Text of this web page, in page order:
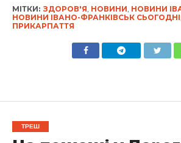
МІТКИ: ЗДОРОВ'Я НОВИНИ НОВИНИ
НОВИНИ ІВАНО-ФРАНКІВСЬК СЬОГОДНІ
ПРИКАРПАТТЯ
ТРЕШ